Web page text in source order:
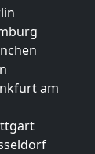
am